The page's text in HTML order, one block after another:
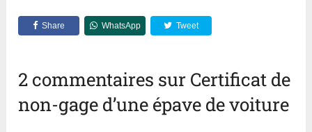
Share WhatsApp Tweet
2 commentaires sur Certificat de
non-gage d’une épave de voiture